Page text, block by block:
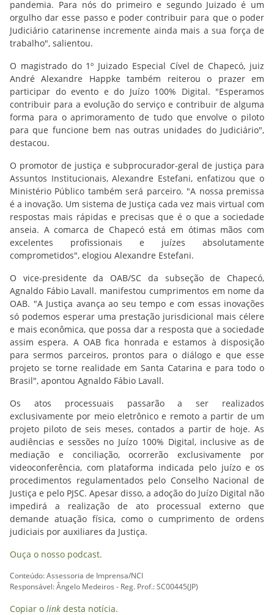
pandemia. Para nós do primeiro e segundo Juizado é um
orgulho dar esse passo e poder contribuir para que o poder
Judiciário catarinense incremente ainda mais a sua força de
trabalho", salientou.
O magistrado do 1º Juizado Especial Cível de Chapecó, juiz
André Alexandre Happke também reiterou o prazer em
participar do evento e do Juízo 100% Digital. "Esperamos
contribuir para a evolução do serviço e contribuir de alguma
forma para o aprimoramento de tudo que envolve o piloto
para que funcione bem nas outras unidades do Judiciário",
destacou.
O promotor de justiça e subprocurador-geral de justiça para
Assuntos Institucionais, Alexandre Estefani, enfatizou que o
Ministério Público também será parceiro. "A nossa premissa
é a inovação. Um sistema de Justiça cada vez mais virtual com
respostas mais rápidas e precisas que é o que a sociedade
anseia. A comarca de Chapecó está em ótimas mãos com
excelentes profissionais e juízes absolutamente
comprometidos", elogiou Alexandre Estefani.
O vice-presidente da OAB/SC da subseção de Chapecó,
Agnaldo Fábio Lavall. manifestou cumprimentos em nome da
OAB. "A Justiça avança ao seu tempo e com essas inovações
só podemos esperar uma prestação jurisdicional mais célere
e mais econômica, que possa dar a resposta que a sociedade
assim espera. A OAB fica honrada e estamos à disposição
para sermos parceiros, prontos para o diálogo e que esse
projeto se torne realidade em Santa Catarina e para todo o
Brasil", apontou Agnaldo Fábio Lavall.
Os atos processuais passarão a ser realizados
exclusivamente por meio eletrônico e remoto a partir de um
projeto piloto de seis meses, contados a partir de hoje. As
audiências e sessões no Juízo 100% Digital, inclusive as de
mediação e conciliação, ocorrerão exclusivamente por
videoconferência, com plataforma indicada pelo juízo e os
procedimentos regulamentados pelo Conselho Nacional de
Justiça e pelo PJSC. Apesar disso, a adoção do Juízo Digital não
impedirá a realização de ato processual externo que
demande atuação física, como o cumprimento de ordens
judiciais por auxiliares da Justiça.
Ouça o nosso podcast.
Conteúdo: Assessoria de Imprensa/NCI
Responsável: Ângelo Medeiros - Reg. Prof.: SC00445(JP)
Copiar o link desta notícia.